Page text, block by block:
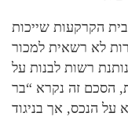
הקרקעות שייכות
לא רשאית למכור
רשות לבנות על
הסכם זה נקרא “בר
הנכס, אך בניגוד